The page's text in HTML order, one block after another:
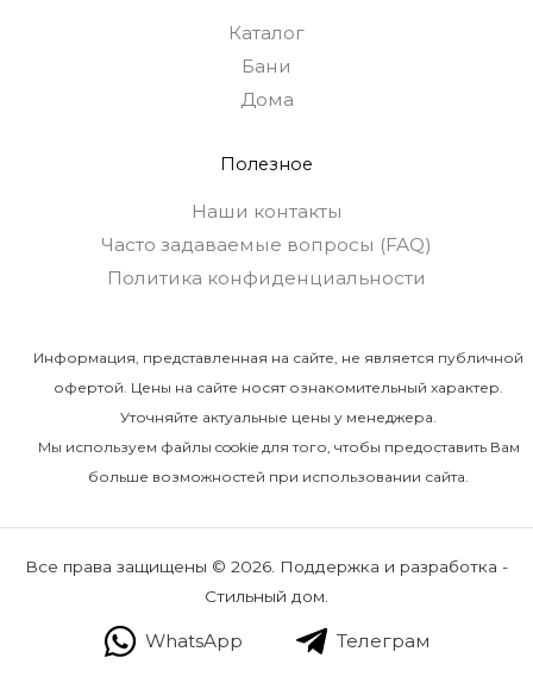
Каталог
Бани
Дома
Полезное
Наши контакты
Часто задаваемые вопросы (FAQ)
Политика конфиденциальности
Информация, представленная на сайте, не является публичной
офертой. Цены на сайте носят ознакомительный характер.
Уточняйте актуальные цены у менеджера.
Мы используем файлы cookie для того, чтобы предоставить Вам
больше возможностей при использовании сайта.
Все права защищены © 2026. Поддержка и разработка -
Стильный дом.
WhatsApp Телеграм